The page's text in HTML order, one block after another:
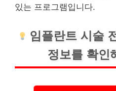
있는 프로그램입니다.
임플란트 시술
정보를 확인